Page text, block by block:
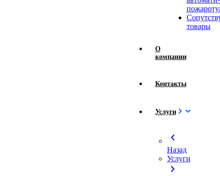
товары
О
компании
Контакты
Услуги
chevron_left
Назад
Услуги
chevron_right